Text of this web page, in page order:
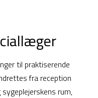
til praktiserende
fra reception
rum,